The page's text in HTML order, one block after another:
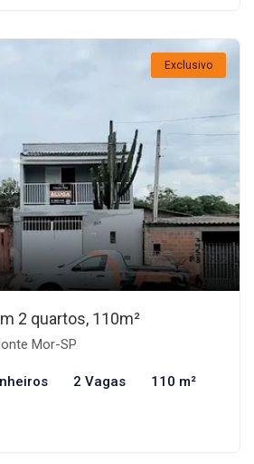
Exclusivo
2 quartos, 110m²
Mor-SP
2 Vagas 110 m²